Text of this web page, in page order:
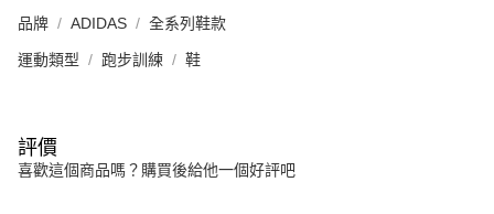
品牌 ADIDAS 全系列鞋款
運動類型 跑步訓練 鞋
評價
喜歡這個商品嗎？購買後給他一個好評吧